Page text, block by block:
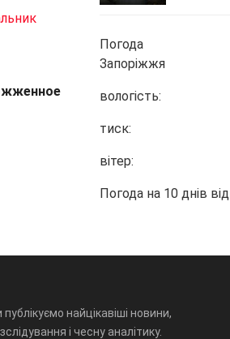
Погода
Запоріжжя
вологість:
тиск:
вітер:
Погода на 10 днів від
найцікавіші новини,
і чесну аналітику.